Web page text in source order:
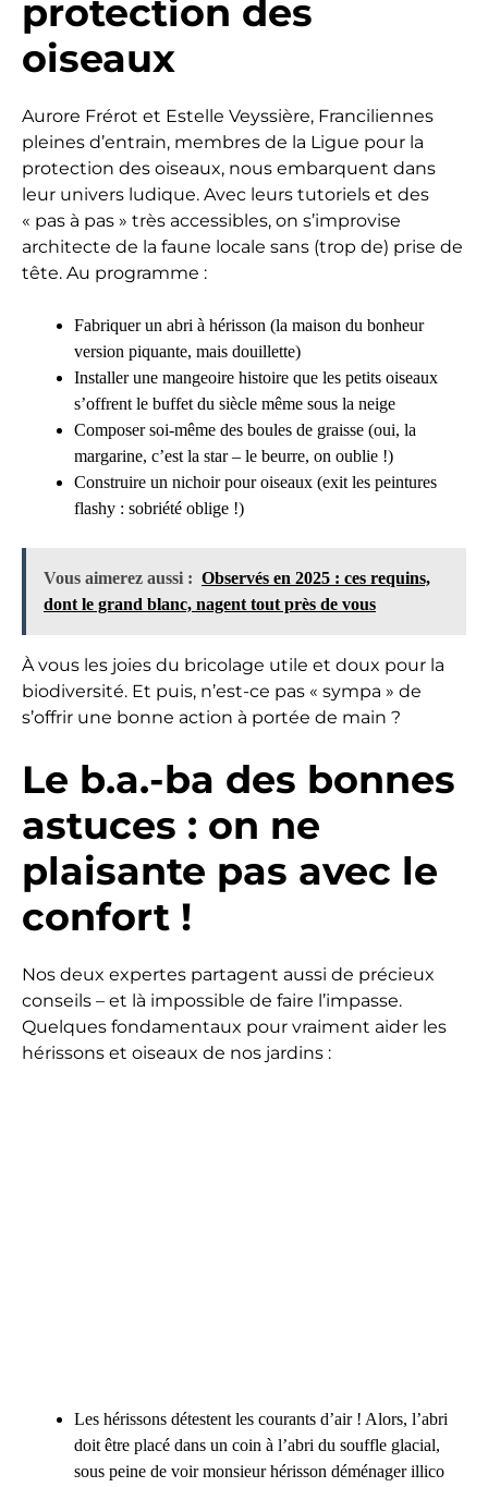
protection des
oiseaux
Aurore Frérot et Estelle Veyssière, Franciliennes
pleines d’entrain, membres de la Ligue pour la
protection des oiseaux, nous embarquent dans
leur univers ludique. Avec leurs tutoriels et des
« pas à pas » très accessibles, on s’improvise
architecte de la faune locale sans (trop de) prise de
tête. Au programme :
Fabriquer un abri à hérisson (la maison du bonheur
version piquante, mais douillette)
Installer une mangeoire histoire que les petits oiseaux
s’offrent le buffet du siècle même sous la neige
Composer soi-même des boules de graisse (oui, la
margarine, c’est la star – le beurre, on oublie !)
Construire un nichoir pour oiseaux (exit les peintures
flashy : sobriété oblige !)
Vous aimerez aussi : Observés en 2025 : ces requins,
dont le grand blanc, nagent tout près de vous
À vous les joies du bricolage utile et doux pour la
biodiversité. Et puis, n’est-ce pas « sympa » de
s’offrir une bonne action à portée de main ?
Le b.a.-ba des bonnes
astuces : on ne
plaisante pas avec le
confort !
Nos deux expertes partagent aussi de précieux
conseils – et là impossible de faire l’impasse.
Quelques fondamentaux pour vraiment aider les
hérissons et oiseaux de nos jardins :
Les hérissons détestent les courants d’air ! Alors, l’abri
doit être placé dans un coin à l’abri du souffle glacial,
sous peine de voir monsieur hérisson déménager illico